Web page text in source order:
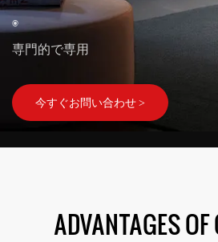
◉
専門的で専用
今すぐお問い合わせ >
ADVANTAGES